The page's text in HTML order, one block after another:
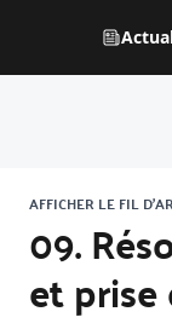
AFFICHER LE FIL
09.
et